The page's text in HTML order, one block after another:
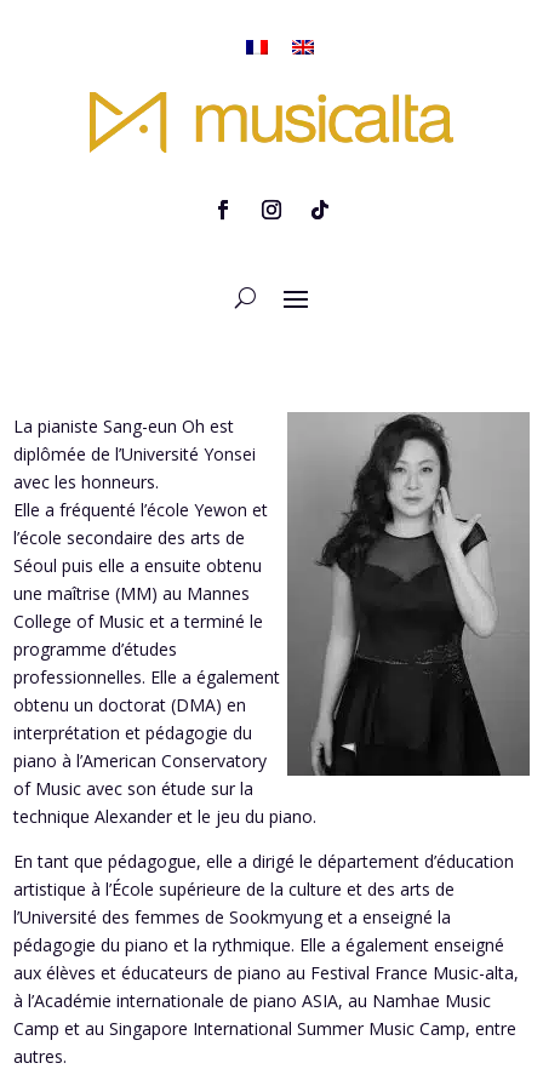
La pianiste Sang-eun Oh est
diplômée de l’Université Yonsei
avec les honneurs.
Elle a fréquenté l’école Yewon et
l’école secondaire des arts de
Séoul puis elle a ensuite obtenu
une maîtrise (MM) au Mannes
College of Music et a terminé le
programme d’études
professionnelles. Elle a également
obtenu un doctorat (DMA) en
interprétation et pédagogie du
piano à l’American Conservatory
of Music avec son étude sur la
technique Alexander et le jeu du piano.
En tant que pédagogue, elle a dirigé le département d’éducation
artistique à l’École supérieure de la culture et des arts de
l’Université des femmes de Sookmyung et a enseigné la
pédagogie du piano et la rythmique. Elle a également enseigné
aux élèves et éducateurs de piano au Festival France Music-alta,
à l’Académie internationale de piano ASIA, au Namhae Music
Camp et au Singapore International Summer Music Camp, entre
autres.